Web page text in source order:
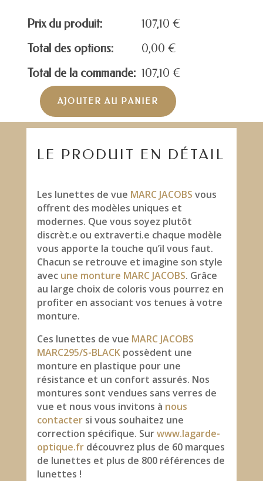
Prix du produit: 107,10 €
Total des options:
0,00 €
Total de la commande: 107,10 €
quantité
de
JACOBS
MARC295/S-
AJOUTER AU PANIER
LE PRODUIT EN DÉTAIL
Les lunettes de vue MARC JACOBS vous
offrent des modèles uniques et
modernes. Que vous soyez plutôt
discrèt.e ou extraverti.e chaque modèle
vous apporte la touche qu’il vous faut.
Chacun se retrouve et imagine son style
avec une monture MARC JACOBS. Grâce
au large choix de coloris vous pourrez en
profiter en associant vos tenues à votre
monture.
Ces lunettes de vue MARC JACOBS
MARC295/S-BLACK possèdent une
monture en plastique pour une
résistance et un confort assurés. Nos
montures sont vendues sans verres de
vue et nous vous invitons à nous
contactersi vous souhaitez une
correction spécifique. Surwww.lagarde-
optique.frdécouvrez plus de 60 marques
de lunettes et plus de 800 références de
lunettes !